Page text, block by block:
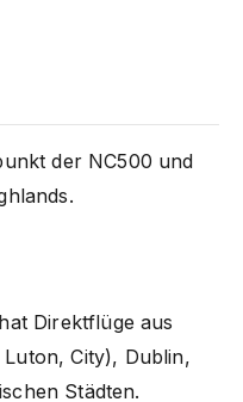
der NC500 und
Direktflüge aus
City), Dublin,
Städten.